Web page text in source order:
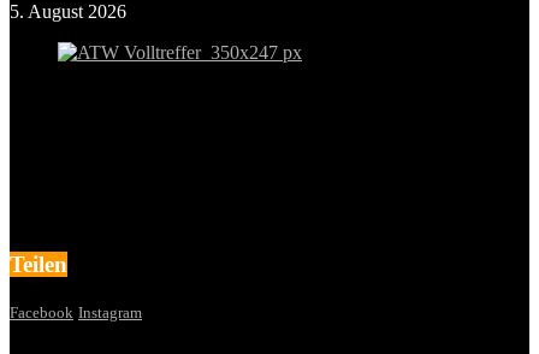
5. August 2026
Teilen
Facebook Instagram